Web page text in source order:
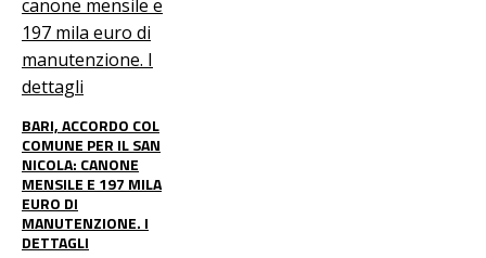
BARI, ACCORDO COL
COMUNE PER IL SAN
NICOLA: CANONE
MENSILE E 197 MILA
EURO DI
MANUTENZIONE. I
DETTAGLI